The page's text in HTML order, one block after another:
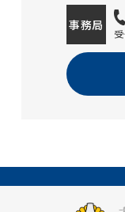
事務局